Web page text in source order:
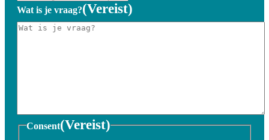
Wat is je vraag?(Vereist)
Consent(Vereist)